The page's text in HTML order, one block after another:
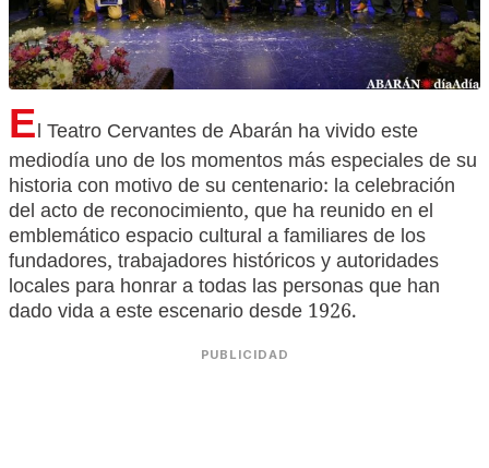
El Teatro Cervantes de Abarán ha vivido este
mediodía uno de los momentos más especiales de su
historia con motivo de su centenario: la celebración
del acto de reconocimiento, que ha reunido en el
emblemático espacio cultural a familiares de los
fundadores, trabajadores históricos y autoridades
locales para honrar a todas las personas que han
dado vida a este escenario desde 1926.
PUBLICIDAD